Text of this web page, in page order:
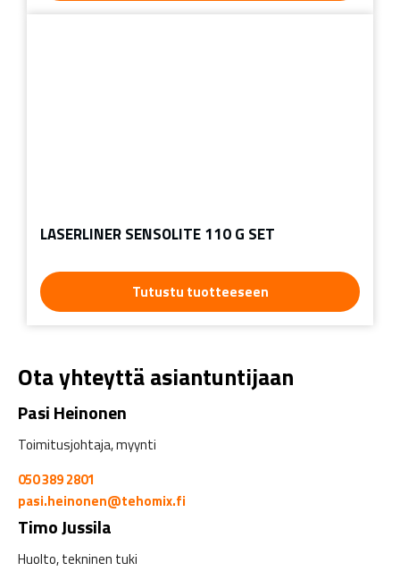
LASERLINER SENSOLITE 110 G SET
Tutustu tuotteeseen
Ota yhteyttä asiantuntijaan
Pasi Heinonen
Toimitusjohtaja, myynti
050 389 2801
pasi.heinonen@tehomix.fi
Timo Jussila
Huolto, tekninen tuki